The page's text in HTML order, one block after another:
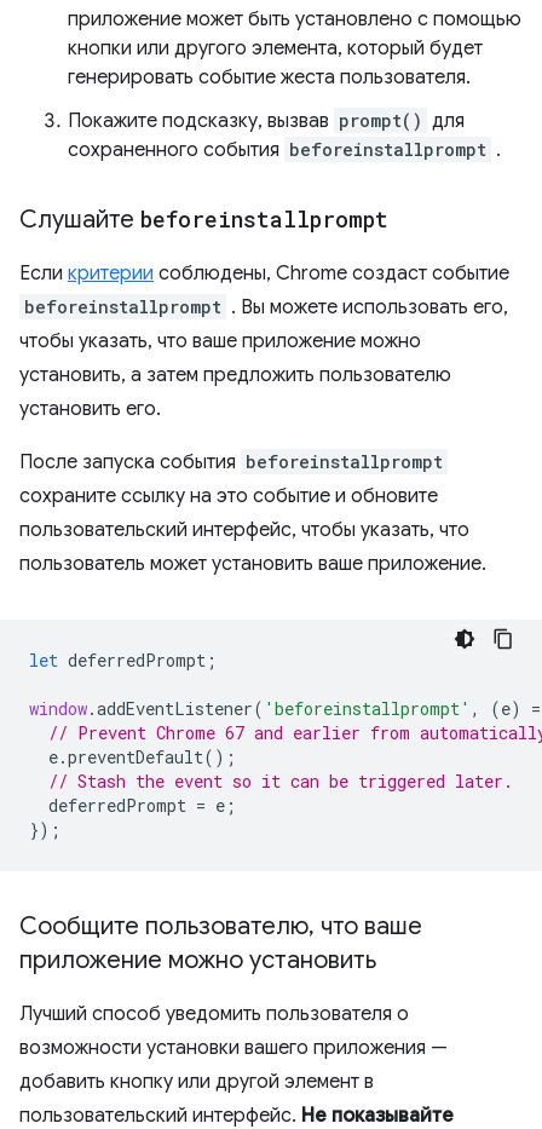
приложение может быть установлено с помощью
кнопки или другого элемента, который будет
генерировать событие жеста пользователя.
Покажите подсказку, вызвав prompt() для
сохраненного события beforeinstallprompt .
Слушайте beforeinstallprompt
Если критерии соблюдены, Chrome создаст событие
beforeinstallprompt . Вы можете использовать его,
чтобы указать, что ваше приложение можно
установить, а затем предложить пользователю
установить его.
После запуска события beforeinstallprompt
сохраните ссылку на это событие и обновите
пользовательский интерфейс, чтобы указать, что
пользователь может установить ваше приложение.
let deferredPrompt ;
window.addEventListener( 'beforeinstallprompt' , (e) =
// Prevent Chrome 67 and earlier from
e.preventDefault();
// Stash the event so it can be triggered later.
deferredPrompt = e ;
});
Сообщите пользователю, что ваше
приложение можно установить
Лучший способ уведомить пользователя о
возможности установки вашего приложения —
добавить кнопку или другой элемент в
пользовательский интерфейс. Не показывайте